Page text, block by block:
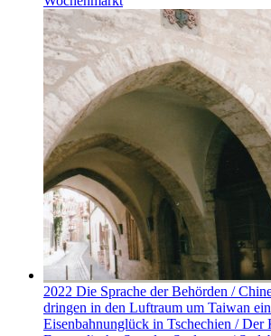
2022 Die Sprache der Behörden /
dringen in den Luftraum um Taiwan
Eisenbahnunglück in Tschechien / Der